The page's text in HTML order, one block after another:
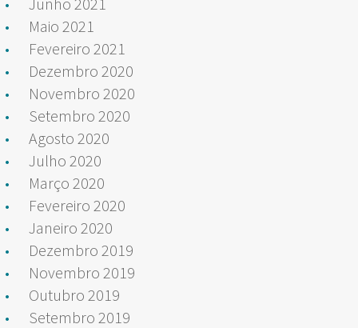
Maio 2021
Fevereiro 2021
Dezembro 2020
Novembro 2020
Setembro 2020
Agosto 2020
Julho 2020
Março 2020
Fevereiro 2020
Janeiro 2020
Dezembro 2019
Novembro 2019
Outubro 2019
Setembro 2019